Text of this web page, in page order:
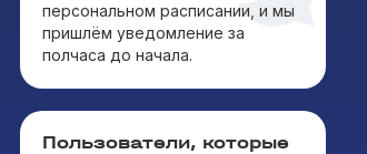
персональном расписании, и мы
пришлём уведомление за
полчаса до начала.
Пользователи, которые